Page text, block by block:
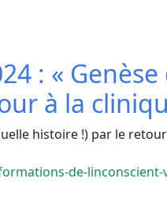
: «
à la
histoire !) par le
de-